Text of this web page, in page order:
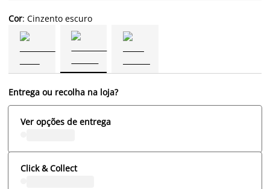
Cor: Cinzento escuro
Entrega ou recolha na loja?
Ver opções de entrega
Click & Collect